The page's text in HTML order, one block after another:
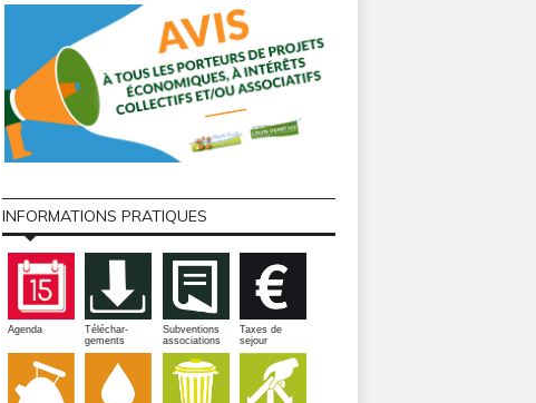
INFORMATIONS PRATIQUES
Agenda
Téléchar-
gements
Subventions
associations
Taxes de
sejour